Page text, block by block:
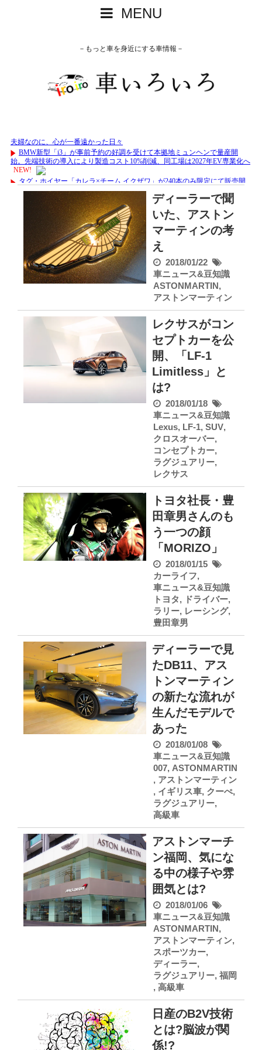
MENU
－もっと車を身近にする車情報－
ディーラーで聞
いた、アストン
マーティンの考
え
2018/01/22
車ニュース&豆知識
ASTONMARTIN,
アストンマーティン
レクサスがコン
セプトカーを公
開、「LF-1
Limitless」と
は?
2018/01/18
車ニュース&豆知識
Lexus, LF-1, SUV,
クロスオーバー,
コンセプトカー,
ラグジュアリー,
レクサス
トヨタ社長・豊
田章男さんのも
う一つの顔
「MORIZO」
2018/01/15
カーライフ,
車ニュース&豆知識
トヨタ, ドライバー,
ラリー, レーシング,
豊田章男
ディーラーで見
たDB11、アス
トンマーティン
の新たな流れが
生んだモデルで
あった
2018/01/08
車ニュース&豆知識
007, ASTONMARTIN
, アストンマーティン
, イギリス車, クーぺ,
ラグジュアリー,
高級車
アストンマーチ
ン福岡、気にな
る中の様子や雰
囲気とは?
2018/01/06
車ニュース&豆知識
ASTONMARTIN,
アストンマーティン,
スポーツカー,
ディーラー,
ラグジュアリー, 福岡
, 高級車
日産のB2V技術
とは?脳波が関
係!?